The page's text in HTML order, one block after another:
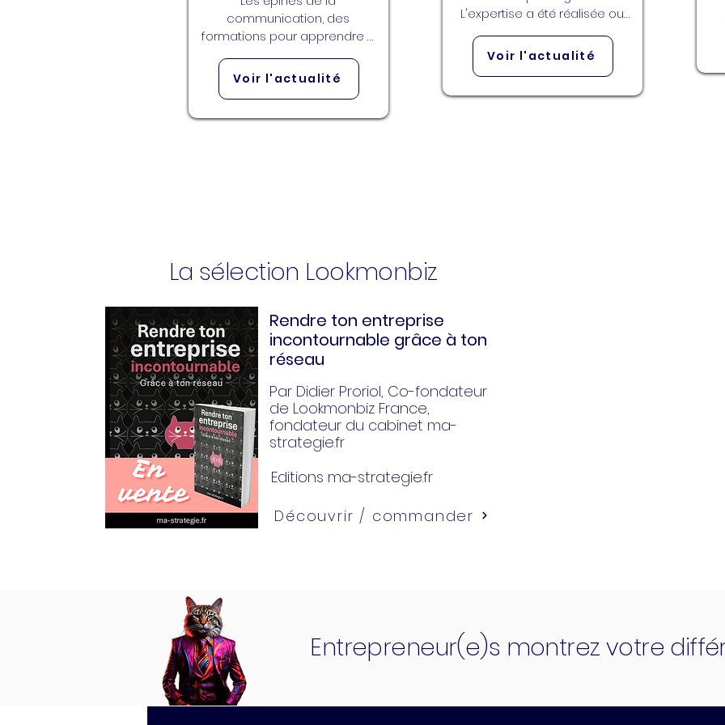
communication, des
formations pour apprendre à
🌹
Voir l'actualité
L'expertise a été réalisée ou
Voir l'actualité
La sélection Lookmonbiz
Rendre ton entreprise
incontournable grâce à ton
réseau
Par Didier Proriol, Co-fondateur
de Lookmonbiz France,
fondateur du cabinet ma-
strategie.fr
Editions ma-strategie.fr
Découvrir / commander
Entrepreneur(e)s montrez votre